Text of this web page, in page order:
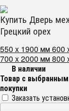
Купить Дверь
Грецкий орех
550 x 1900 мм600
700 x 2000 мм800
В наличии
Товар с
покупки
Заказать